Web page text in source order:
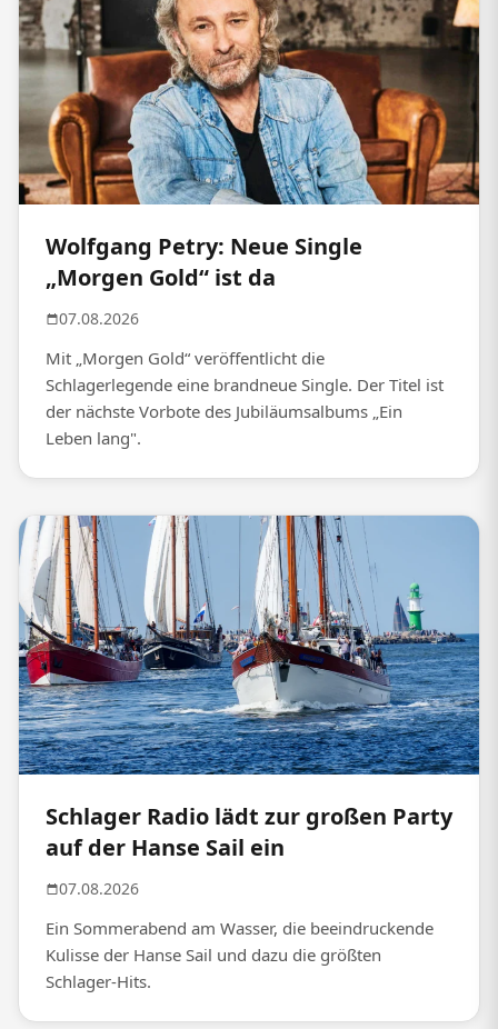
Wolfgang Petry: Neue Single
„Morgen Gold“ ist da
07.08.2026
Mit „Morgen Gold“ veröffentlicht die
Schlagerlegende eine brandneue Single. Der Titel ist
der nächste Vorbote des Jubiläumsalbums „Ein
Leben lang".
Schlager Radio lädt zur großen Party
auf der Hanse Sail ein
07.08.2026
Ein Sommerabend am Wasser, die beeindruckende
Kulisse der Hanse Sail und dazu die größten
Schlager-Hits.